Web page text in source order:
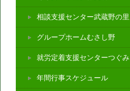
相談支援センター武蔵野の里
グループホームむさし野
就労定着支援センターつぐみ
年間行事スケジュール